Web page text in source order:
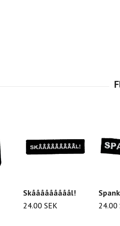
Skååååååååål!
24.00 SEK
24.00